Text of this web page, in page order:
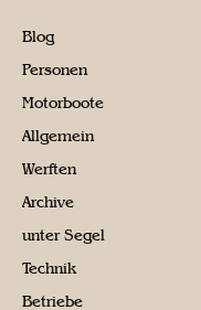
Blog
Personen
Motorboote
Allgemein
Werften
Archive
unter Segel
Technik
Betriebe